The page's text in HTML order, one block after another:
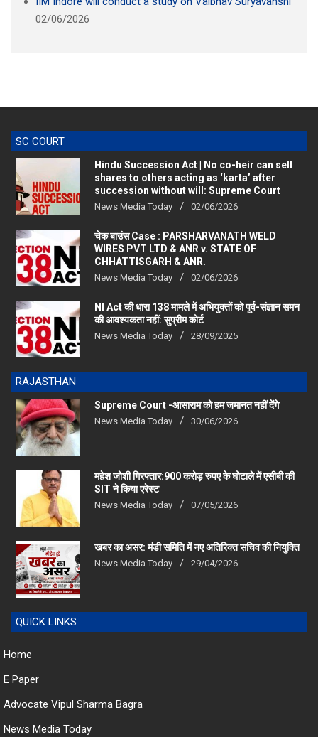
02/06/2026
SC COURT
Hindu Succession Act | No co-heir can sell
shares to others acting as ‘karta’ after
succession without will: Supreme Court
News Media Today 02/06/2026
WIRES PVT LTD & ANR v. STATE OF
CHHATTISGARH & ANR.
News Media Today 02/06/2026
की आवश्यकता नहीं: सुप्रीम कोर्ट
News Media Today 28/09/2025
RAJASTHAN
Supreme Court -आसाराम को हम जमानत नहीं देंगे
News Media Today 30/06/2026
SIT ने किया एरेस्‍ट
News Media Today
News Media Today 29/04/2026
QUICK LINKS